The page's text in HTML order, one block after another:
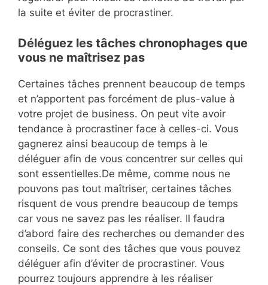
la suite et éviter de procrastiner.
Déléguez les tâches chronophages que
vous ne maîtrisez pas
Certaines tâches prennent beaucoup de temps
et n’apportent pas forcément de plus-value à
votre projet de business. On peut vite avoir
tendance à procrastiner face à celles-ci. Vous
gagnerez ainsi beaucoup de temps à le
déléguer afin de vous concentrer sur celles qui
sont essentielles.De même, comme nous ne
pouvons pas tout maîtriser, certaines tâches
risquent de vous prendre beaucoup de temps
car vous ne savez pas les réaliser. Il faudra
d’abord faire des recherches ou demander des
conseils. Ce sont des tâches que vous pouvez
déléguer afin d’éviter de procrastiner. Vous
pourrez toujours apprendre à les réaliser